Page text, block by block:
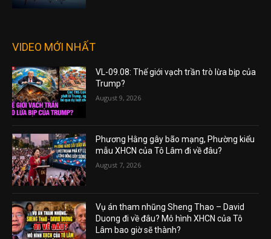
VIDEO MỚI NHẤT
VL-09.08: Thế giới vạch trần trò lừa bịp của
Trump?
August 9, 2026
Phương Hằng gây bão mạng, Phường kiểu
mẫu XHCN của Tô Lâm đi về đâu?
August 7, 2026
Vụ án tham nhũng Sheng Thao – David
Duong đi về đâu? Mô hình XHCN của Tô
Lâm bao giờ sẽ thành?